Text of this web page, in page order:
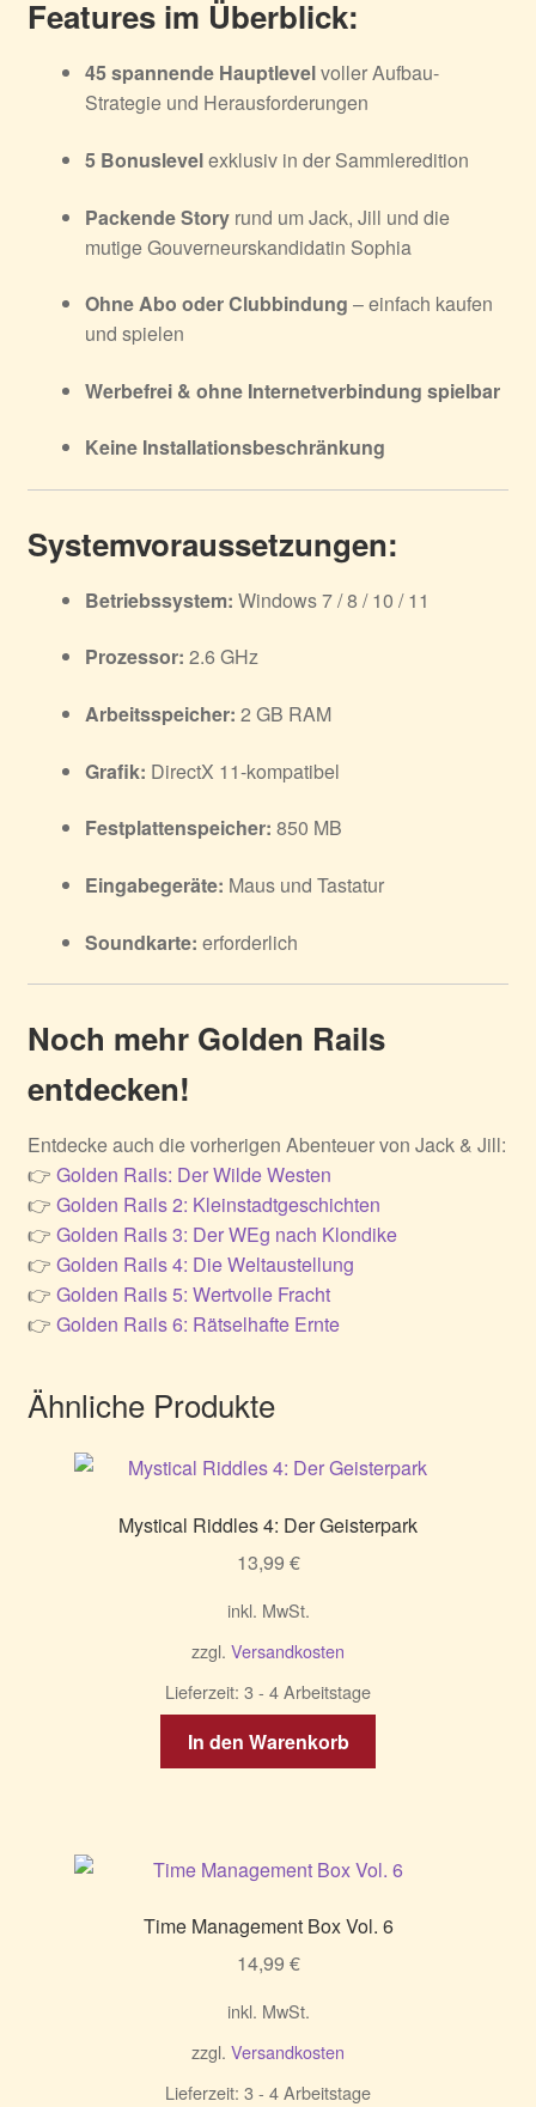
Features im Überblick:
45 spannende Hauptlevelvoller Aufbau-
Strategie und Herausforderungen
5 Bonuslevelexklusiv in der Sammleredition
Packende Storyrund um Jack, Jill und die
mutige Gouverneurskandidatin Sophia
Ohne Abo oder Clubbindung – einfach kaufen
und spielen
Werbefrei & ohne Internetverbindung spielbar
Keine Installationsbeschränkung
Systemvoraussetzungen:
Betriebssystem: Windows 7 / 8 / 10 / 11
Prozessor: 2.6 GHz
Arbeitsspeicher: 2 GB RAM
Grafik: DirectX 11-kompatibel
Festplattenspeicher: 850 MB
Eingabegeräte: Maus und Tastatur
Soundkarte: erforderlich
Noch mehr Golden Rails
entdecken!
Entdecke auch die vorherigen Abenteuer von Jack & Jill:
👉 Golden Rails: Der Wilde Westen
👉 Golden Rails 2: Kleinstadtgeschichten
👉 Golden Rails 3: Der WEg nach Klondike
👉 Golden Rails 4: Die Weltaustellung
👉 Golden Rails 5: Wertvolle Fracht
👉 Golden Rails 6: Rätselhafte Ernte
Ähnliche Produkte
Mystical Riddles 4: Der Geisterpark
13,99 €
inkl. MwSt.
zzgl. Versandkosten
Lieferzeit: 3 - 4 Arbeitstage
In den Warenkorb
Time Management Box Vol. 6
14,99 €
inkl. MwSt.
zzgl. Versandkosten
Lieferzeit: 3 - 4 Arbeitstage